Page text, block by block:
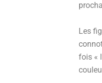
Les
fois «